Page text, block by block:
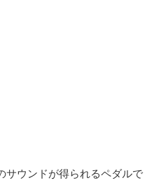
サウンドが得られるペダルで